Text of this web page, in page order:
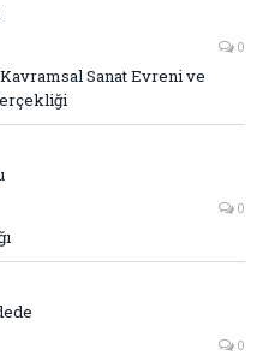
0
Kavramsal Sanat Evreni ve
0
0